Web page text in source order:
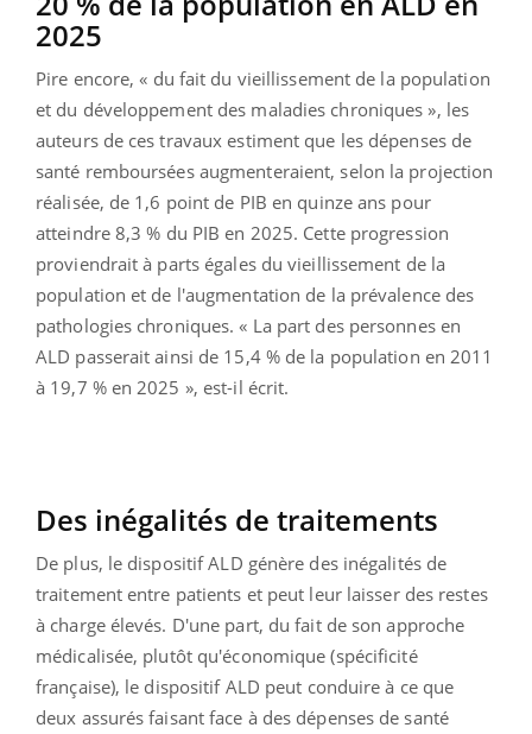
2025
Pire encore, « du fait du vieillissement de la population
et du développement des maladies chroniques », les
auteurs de ces travaux estiment que les dépenses de
santé remboursées augmenteraient, selon la projection
réalisée, de 1,6 point de PIB en quinze ans pour
atteindre 8,3 % du PIB en 2025. Cette progression
proviendrait à parts égales du vieillissement de la
population et de l'augmentation de la prévalence des
pathologies chroniques. « La part des personnes en
ALD passerait ainsi de 15,4 % de la population en 2011
à 19,7 % en 2025 », est-il écrit.
Des inégalités de traitements
De plus, le dispositif ALD génère des inégalités de
traitement entre patients et peut leur laisser des restes
à charge élevés. D'une part, du fait de son approche
médicalisée, plutôt qu'économique (spécificité
française), le dispositif ALD peut conduire à ce que
deux assurés faisant face à des dépenses de santé